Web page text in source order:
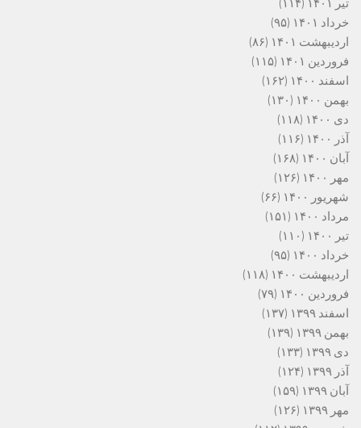
تیر ۱۴۰۱
(۱۱۴)
خرداد ۱۴۰۱
(۹۵)
اردیبهشت ۱۴۰۱
(۸۶)
فروردین ۱۴۰۱
(۱۱۵)
اسفند ۱۴۰۰
(۱۶۲)
بهمن ۱۴۰۰
(۱۳۰)
دی ۱۴۰۰
(۱۱۸)
آذر ۱۴۰۰
(۱۱۶)
آبان ۱۴۰۰
(۱۶۸)
مهر ۱۴۰۰
(۱۲۶)
شهریور ۱۴۰۰
(۶۶)
مرداد ۱۴۰۰
(۱۵۱)
تیر ۱۴۰۰
(۱۱۰)
خرداد ۱۴۰۰
(۹۵)
اردیبهشت ۱۴۰۰
(۱۱۸)
فروردین ۱۴۰۰
(۷۹)
اسفند ۱۳۹۹
(۱۳۷)
بهمن ۱۳۹۹
(۱۳۹)
دی ۱۳۹۹
(۱۳۳)
آذر ۱۳۹۹
(۱۲۴)
آبان ۱۳۹۹
(۱۵۹)
مهر ۱۳۹۹
(۱۲۶)